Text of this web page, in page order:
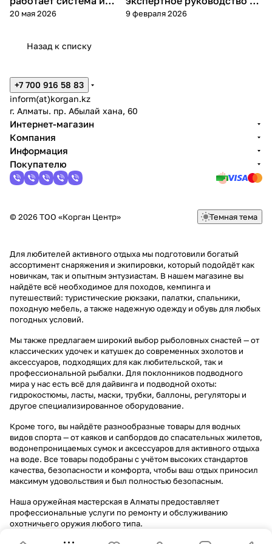
стоит ли
20 мая 2026
выбору ружья в 2026 году
9 февраля 2026
Назад к списку
+7 700 916 58 83
inform(at)korgan.kz
г. Алматы. пр. Абылай хана, 60
Интернет-магазин
Компания
Информация
Покупателю
© 2026 ТОО «Корган Центр» Темная тема
Для любителей активного отдыха мы подготовили богатый
ассортимент снаряжения и экипировки, который подойдёт как
новичкам, так и опытным энтузиастам. В нашем магазине вы
найдёте всё необходимое для походов, кемпинга и
путешествий: туристические рюкзаки, палатки, спальники,
походную мебель, а также надежную одежду и обувь для любых
погодных условий.
Мы также предлагаем широкий выбор рыболовных снастей — от
классических удочек и катушек до современных эхолотов и
аксессуаров, подходящих для как любительской, так и
профессиональной рыбалки. Для поклонников подводного
мира у нас есть всё для дайвинга и подводной охоты:
гидрокостюмы, ласты, маски, трубки, баллоны, регуляторы и
другое специализированное оборудование.
Кроме того, вы найдёте разнообразные товары для водных
видов спорта — от каяков и сапбордов до спасательных жилетов,
водонепроницаемых сумок и аксессуаров для активного отдыха
на воде. Все товары подобраны с учётом высоких стандартов
качества, безопасности и комфорта, чтобы ваш отдых приносил
максимум удовольствия и был полностью безопасным.
Наша оружейная мастерская в Алматы предоставляет
профессиональные услуги по ремонту и обслуживанию
охотничьего оружия любого типа.